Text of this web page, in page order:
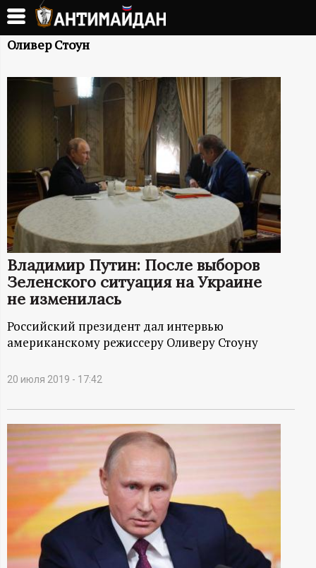
Перейти
основному
А
Н
М
А
Й
Д
А
Н
-
и
н
ф
р
Оливер Стоун
Владимир Путин: После выборов
Зеленского ситуация на Украине
не изменилась
Российский президент дал интервью
американскому режиссеру Оливеру Стоуну
20 июля 2019 - 17:42